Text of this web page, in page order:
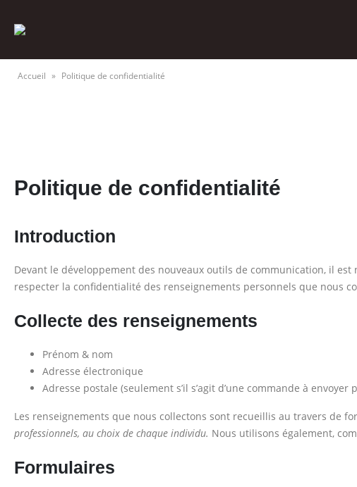
Accueil » Politique de confidentialité
Politique de confidentialité
Introduction
Devant le développement des nouveaux outils de communication, il
respecter la confidentialité des renseignements personnels que nous
Collecte des renseignements
Prénom & nom
Adresse électronique
Adresse postale (seulement s’il s’agit d’une commande à
Les renseignements que nous collectons sont recueillis au travers de
professionnels, au choix de chaque individu. Nous utilisons également,
Formulaires